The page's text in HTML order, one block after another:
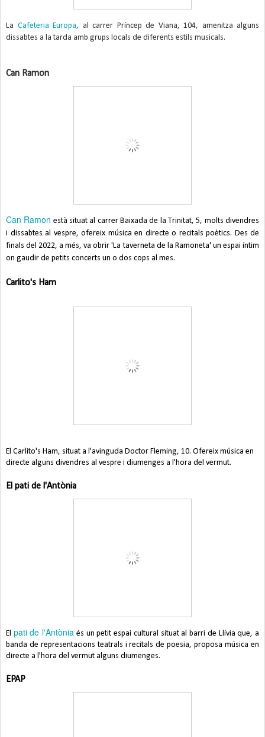
La Cafeteria Europa, al carrer Príncep de Viana, 104, amenitza alguns
dissabtes a la tarda amb grups locals de diferents estils musicals.
Can Ramon
Can Ramon està situat al carrer Baixada de la Trinitat, 5, moltsdivendres
i dissabtes al vespre, ofereix música en directe o recitals poètics. Des de
finals del 2022, a més, va obrir 'La taverneta de la Ramoneta' un espai íntim
on gaudir de petits concerts un o dos cops al mes.
Carlito's Ham
El Carlito's Ham, situat a l'avinguda Doctor Fleming, 10. Ofereix música en
directe alguns divendres al vespre i diumenges a l'hora del vermut.
El pati de l'Antònia
El pati de l'Antònia és un petit espai cultural situat al barri de Llívia que, a
banda de representacions teatrals i recitals de poesia, proposa música en
directe a l'hora del vermut alguns diumenges.
EPAP